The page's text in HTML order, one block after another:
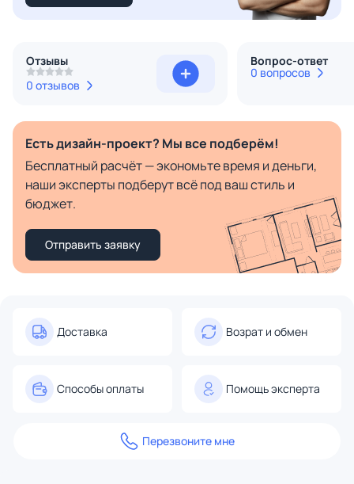
Отзывы
0 отзывов
Вопрос-ответ
0 вопросов
Есть дизайн-проект? Мы все подберём!
Бесплатный расчёт — экономьте время и деньги,
наши эксперты подберут всё под ваш стиль и
бюджет.
Отправить заявку
Доставка Возрат и обмен
Способы оплаты Помощь эксперта
Перезвоните мне